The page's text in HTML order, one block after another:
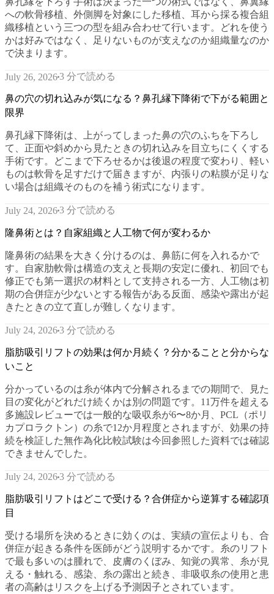
への軟骨移植、外側脚を対象にした移植、耳から採る複合組
織移植という三つの型を組み合わせて行います。どれを使う
かは好みではなく、足りないものが支えなのか組織量なのか
で決まります。
July 26, 20263 分で読める
鼻の穴の切れ込みが気になる？鼻孔縁下降術で下がる範囲と
限界
鼻孔縁下降術は、上がってしまった鼻の穴のふちを下ろし
て、正面や斜めから見たときの切れ込みを目立ちにくくする
手術です。どこまで下ろせるかは後退の程度で変わり、軽い
ものは軟骨を足すだけで届きますが、内張りの粘膜が足りな
い場合は組織そのものを補う術式になります。
July 24, 20263 分で読める
隆鼻術とは？自家組織と人工物で何が変わるか
隆鼻術の結果を大きく分けるのは、鼻筋に何を入れるかで
す。自家肋軟骨は構造の支えと長期の安定に優れ、初回でも
修正でも第一選択の材料として支持される一方、人工物は初
期の合併症が少ないとする報告がある反面、感染や露出が起
きたときの立て直しが難しくなります。
July 24, 20263 分で読める
脂肪吸引リフトの効果は何か月続く？分かることと分からな
いこと
分かっているのは糸が体内で分解されるまでの期間で、見た
目の変化がどれだけ続くかは別の問題です。11万件を超える
多施設レビューでは一般的な吸収糸が6〜8か月、PCL（ポリ
カプロラクトン）の糸で12か月程度とされますが、効果の持
続を検証した無作為化比較試験は今回参照した資料では確認
できませんでした。
July 24, 20263 分で読める
脂肪吸引リフトはどこで受ける？合併症から逆算する確認項
目
受ける場所を決めるときに効くのは、実績の宣伝よりも、合
併症が起きる条件を医師がどう説明するかです。糸のリフト
で最も多いのは腫れで、皮膚のくぼみ、知覚の異常、糸が見
える・触れる、感染、糸の露出と続き、非吸収糸の使用と患
者の高齢はリスクを上げる予測因子とされています。